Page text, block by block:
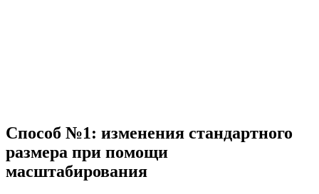
Способ №1: изменения стандартного
размера при помощи
масштабирования